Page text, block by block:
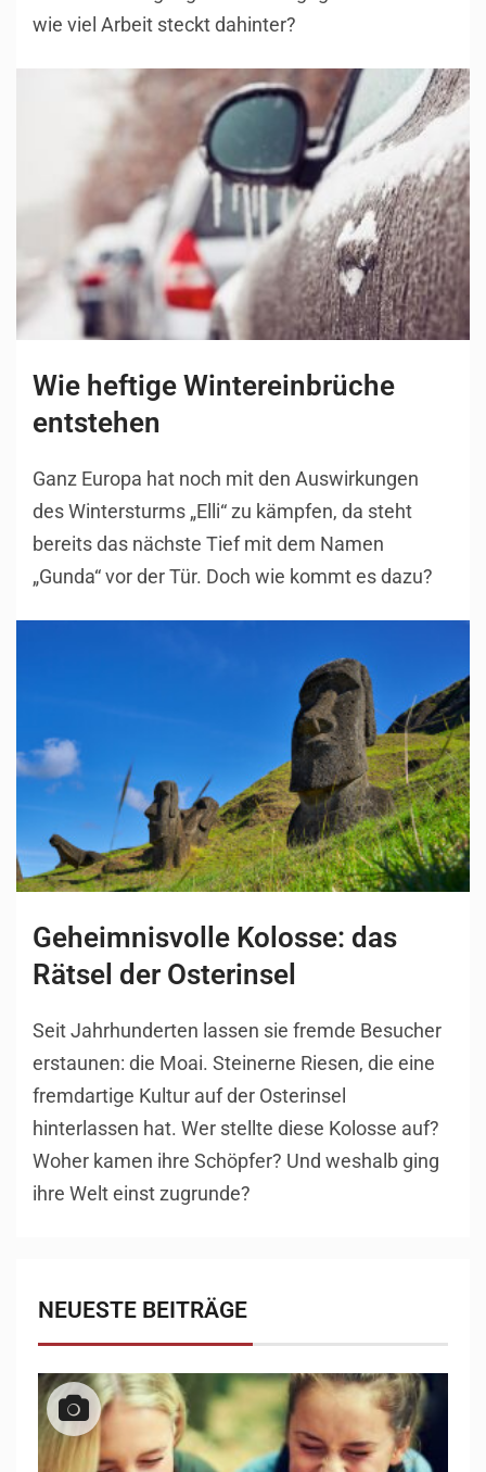
wie viel Arbeit steckt dahinter?
Wie heftige Wintereinbrüche
entstehen
Ganz Europa hat noch mit den Auswirkungen
des Wintersturms „Elli“ zu kämpfen, da steht
bereits das nächste Tief mit dem Namen
„Gunda“ vor der Tür. Doch wie kommt es dazu?
Geheimnisvolle Kolosse: das
Rätsel der Osterinsel
Seit Jahrhunderten lassen sie fremde Besucher
erstaunen: die Moai. Steinerne Riesen, die eine
fremdartige Kultur auf der Osterinsel
hinterlassen hat. Wer stellte diese Kolosse auf?
Woher kamen ihre Schöpfer? Und weshalb ging
ihre Welt einst zugrunde?
NEUESTE BEITRÄGE